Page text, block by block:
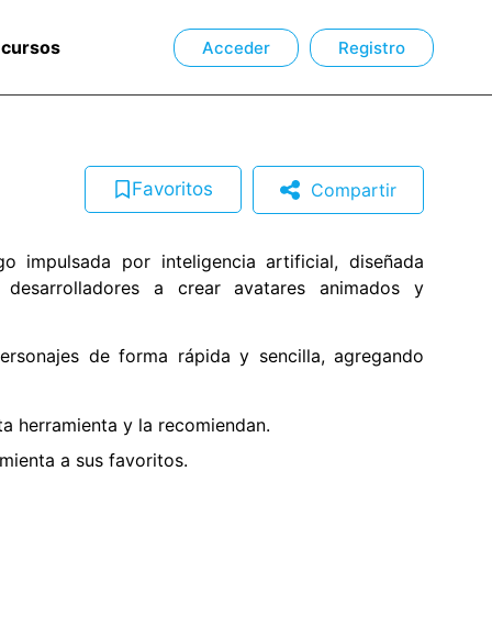
Acceder Registro
Favoritos Compartir
impulsada por inteligencia artificial, diseñada
a crear avatares animados y
de forma rápida y sencilla, agregando
herramienta y la recomiendan.
a sus favoritos.